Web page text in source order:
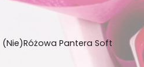
(Nie)Różowa Pantera Soft